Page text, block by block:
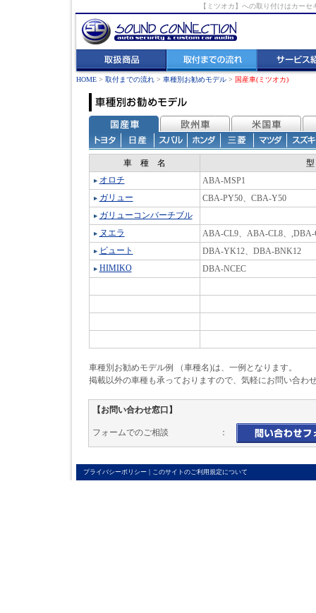
【ミツオカ】への取り付けはカー
HOME > 取付までの流れ > 車種別お勧めモデル > 国産車(ミツオカ)
車 種 名
オロチ
ABA-MSP1
ガリュー
CBA-PY50、CBA-Y50
ガリューコンバーチブル
ヌエラ
ABA-CL9、ABA-CL8、,DBA-
ビュート
DBA-YK12、DBA-BNK12
HIMIKO
DBA-NCEC
車種別お勧めモデル例 （車種名)は、一例となります。
掲載以外の車種も承っておりますので、気軽にお問い合わ
【お問い合わせ窓口】
フォームでのご相談 ：
プライバシーポリシー | このサイトのご利用規定について